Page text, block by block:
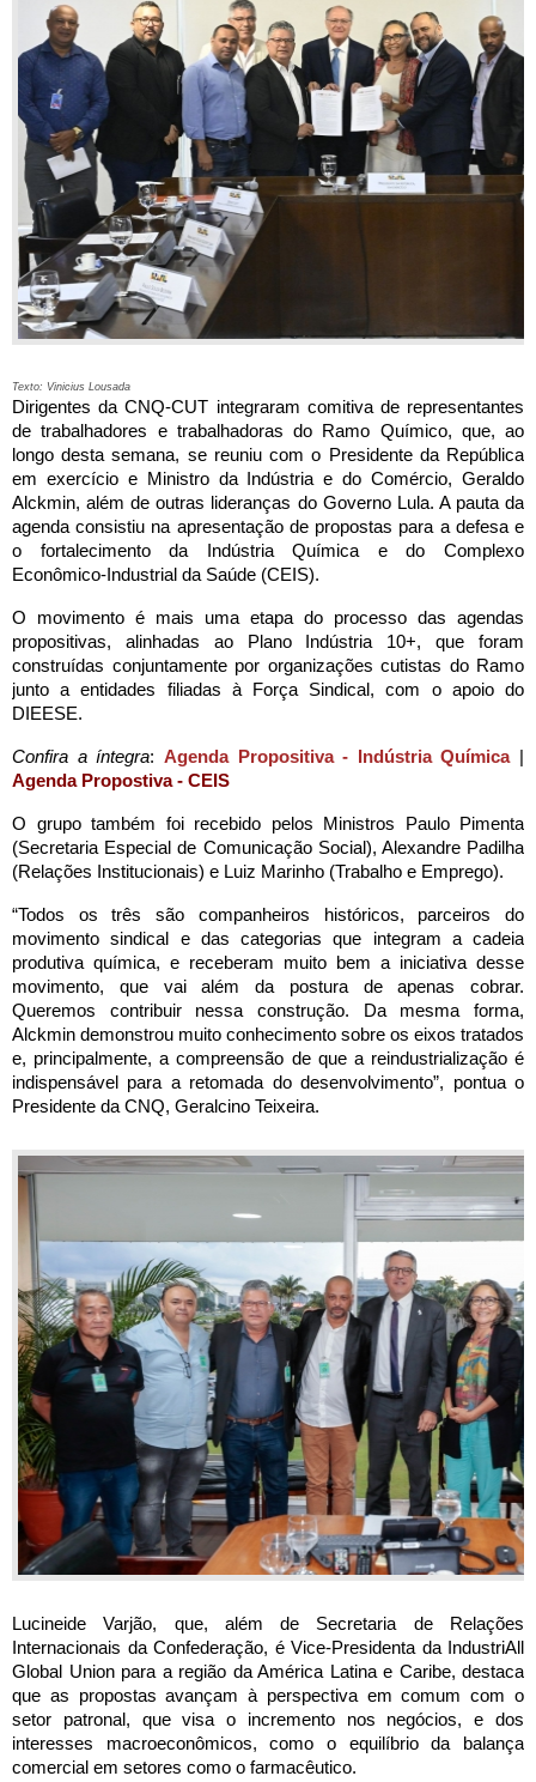
Texto: Vinicius Lousada
Dirigentes da CNQ-CUT integraram comitiva de representantes
de trabalhadores e trabalhadoras do Ramo Químico, que, ao
longo desta semana, se reuniu com o Presidente da República
em exercício e Ministro da Indústria e do Comércio, Geraldo
Alckmin, além de outras lideranças do Governo Lula. A pauta da
agenda consistiu na apresentação de propostas para a defesa e
o fortalecimento da Indústria Química e do Complexo
Econômico-Industrial da Saúde (CEIS).
O movimento é mais uma etapa do processo das agendas
propositivas, alinhadas ao Plano Indústria 10+, que foram
construídas conjuntamente por organizações cutistas do Ramo
junto a entidades filiadas à Força Sindical, com o apoio do
DIEESE.
Confira a íntegra: Agenda Propositiva - Indústria Química
Agenda Propostiva - CEIS
O grupo também foi recebido pelos Ministros Paulo Pimenta
(Secretaria Especial de Comunicação Social), Alexandre Padilha
(Relações Institucionais) e Luiz Marinho (Trabalho e Emprego).
“Todos os três são companheiros históricos, parceiros do
movimento sindical e das categorias que integram a cadeia
produtiva química, e receberam muito bem a iniciativa desse
movimento, que vai além da postura de apenas cobrar.
Queremos contribuir nessa construção. Da mesma forma,
Alckmin demonstrou muito conhecimento sobre os eixos tratados
e, principalmente, a compreensão de que a reindustrialização é
indispensável para a retomada do desenvolvimento”, pontua o
Presidente da CNQ, Geralcino Teixeira.
Lucineide Varjão, que, além de Secretaria de Relações
Internacionais da Confederação, é Vice-Presidenta da IndustriAll
Global Union para a região da América Latina e Caribe, destaca
que as propostas avançam à perspectiva em comum com o
setor patronal, que visa o incremento nos negócios, e dos
interesses macroeconômicos, como o equilíbrio da balança
comercial em setores como o farmacêutico.